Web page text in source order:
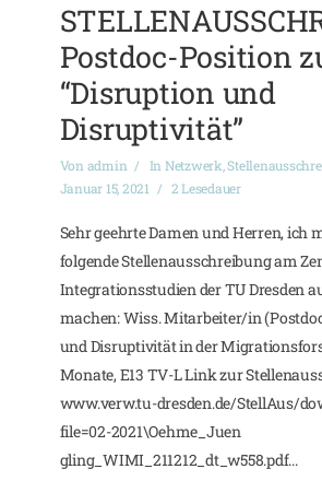
Postdoc-Position
“Disruption und
Disruptivität”
Von admin In Netzwerk,
Januar 15, 2021
2 Lesedauer
Sehr geehrte Damen und Herren, ich
folgende Stellenausschreibung am
Integrationsstudien der TU Dresden
machen: Wiss. Mitarbeiter/in
und Disruptivität in der
Monate, E13 TV-L Link zur
www.verw.tu-dresden.de/StellAus/
file=02-2021\Oehme_Juen
gling_WIMI_211212_dt_w558.pdf...